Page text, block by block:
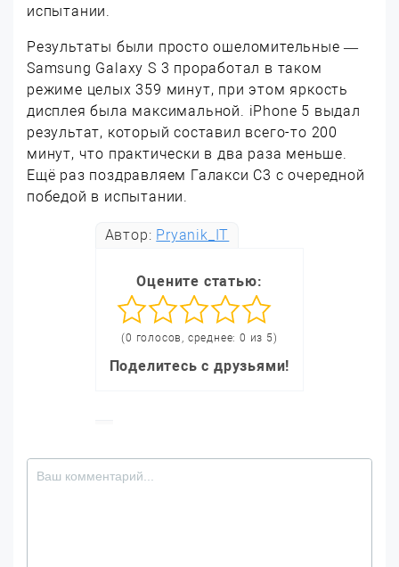
испытании.
Результаты были просто ошеломительные —
Samsung Galaxy S 3 проработал в таком
режиме целых 359 минут, при этом яркость
дисплея была максимальной. iPhone 5 выдал
результат, который составил всего-то 200
минут, что практически в два раза меньше.
Ещё раз поздравляем Галакси С3 с очередной
победой в испытании.
Автор: Pryanik_IT
Оцените статью:
(0 голосов, среднее: 0 из 5)
Поделитесь с друзьями!